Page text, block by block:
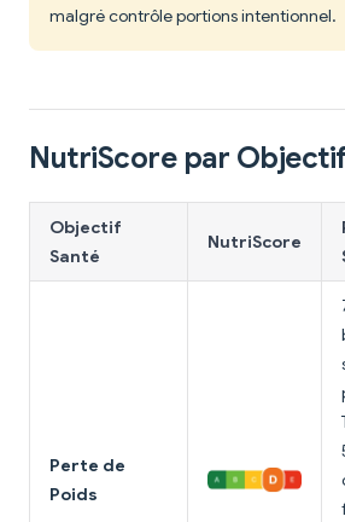
malgré contrôle portions intentionnel.
NutriScore par
Objectif
Santé
NutriScore
Perte de
Poids